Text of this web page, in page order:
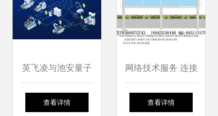
英飞凌与池安量子
联合研发抗量子攻
查看详情
网络技术服务 连接
数字世界的桥梁
查看详情